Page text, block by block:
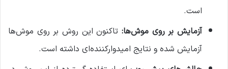
است.
آزمایش بر روی موش‌ها: تاکنون این روش بر روی موش‌ها
آزمایش شده و نتایج امیدوارکننده‌ای داشته است.